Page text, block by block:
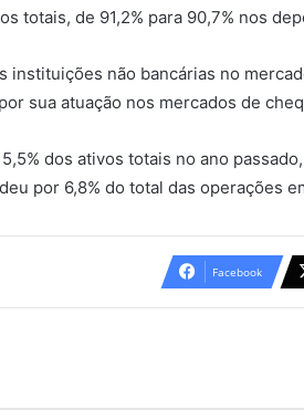
totais, de 91,2% para 90,7% nos
instituições não bancárias no
sua atuação nos mercados de
dos ativos totais no ano
por 6,8% do total das operações
Facebook